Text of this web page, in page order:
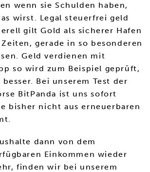
wenn sie Schulden haben,
wirst. Legal steuerfrei geld
gilt Gold als sicherer Hafen
gerade in so besonderen
Geld verdienen mit
so wird zum Beispiel geprüft,
Bei unserem Test der
BitPanda ist uns sofort
bisher nicht aus erneuerbaren
dann von dem
Einkommen wieder
finden wir bei unserem